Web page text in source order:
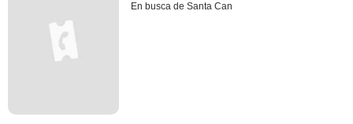
En busca de Santa Can